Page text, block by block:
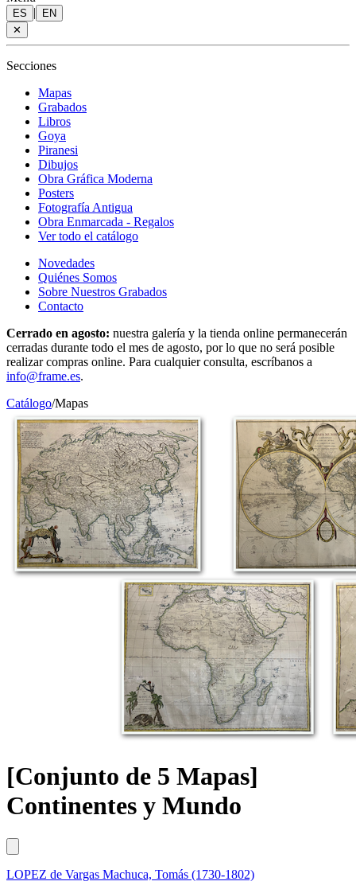
ES |
EN
✕
Secciones
Mapas
Grabados
Libros
Goya
Piranesi
Dibujos
Obra Gráfica Moderna
Posters
Fotografía Antigua
Obra Enmarcada - Regalos
Ver todo el catálogo
Novedades
Quiénes Somos
Sobre Nuestros Grabados
Contacto
Cerrado en agosto: nuestra galería y la tienda online permanecerán
cerradas durante todo el mes de agosto, por lo que no será posible
realizar compras online. Para cualquier consulta, escríbanos a
info@frame.es.
Catálogo/Mapas
[Conjunto de 5 Mapas]
Continentes y Mundo
LOPEZ de Vargas Machuca, Tomás (1730-1802)